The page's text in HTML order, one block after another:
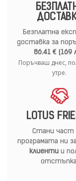
Безплатна
доставка за
86.41 € (169
Поръчваш днес,
утре.
LOTUS
Стани
програмата ни за
клиенти и